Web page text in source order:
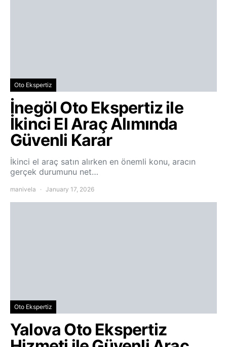
Oto Ekspertiz
İnegöl Oto Ekspertiz ile
İkinci El Araç Alımında
Güvenli Karar
İkinci el araç satın alırken en önemli konu, aracın
gerçek durumunu net…
manivela January 17, 2026
Oto Ekspertiz
Yalova Oto Ekspertiz